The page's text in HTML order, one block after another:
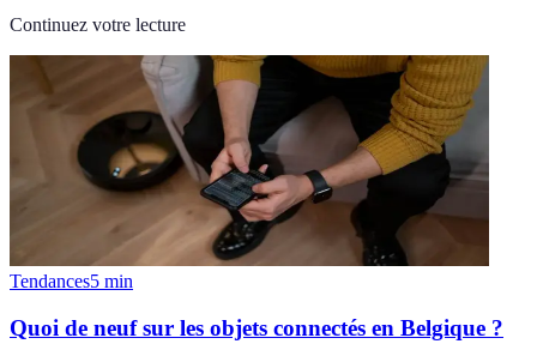
Continuez votre lecture
Tendances5 min
Quoi de neuf sur les objets connectés en Belgique ?